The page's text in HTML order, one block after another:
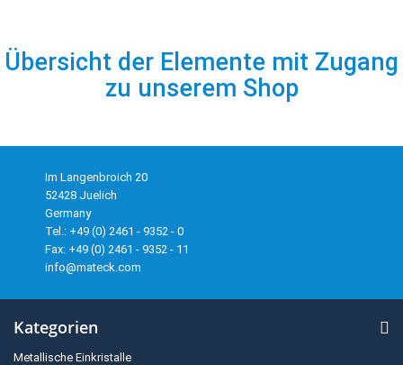
Übersicht der Elemente mit Zugang
zu unserem Shop
Im Langenbroich 20
52428 Juelich
Germany
Tel.: +49 (0) 2461 - 9352 - 0
Fax: +49 (0) 2461 - 9352 - 11
info@mateck.com
Kategorien
Metallische Einkristalle